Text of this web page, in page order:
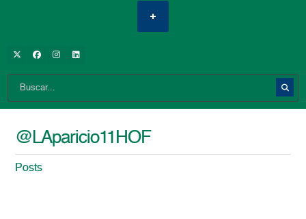
@LAparicio11HOF
Posts